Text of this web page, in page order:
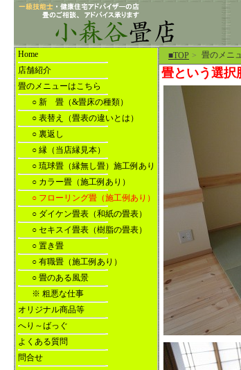
Home
店舗紹介
畳のメニューはこちら
○ 新 畳（&畳床の種類）
○ 表替え（畳表の違いとは）
○ 裏返し
○ 縁（当店縁見本）
○ 琉球畳（縁無し畳）施工例あり
○ カラー畳（施工例あり）
○ フローリング畳（施工例あり）
○ ダイケン畳表（和紙の畳表）
○ セキスイ畳表（樹脂の畳表）
○ 置き畳
○ 有職畳（施工例あり）
○ 畳のある風景
※ 粗悪な仕事
オリジナル商品等
へり～ばっぐ
よくある質問
問合せ
■TOP > 畳のメニ
畳という選択